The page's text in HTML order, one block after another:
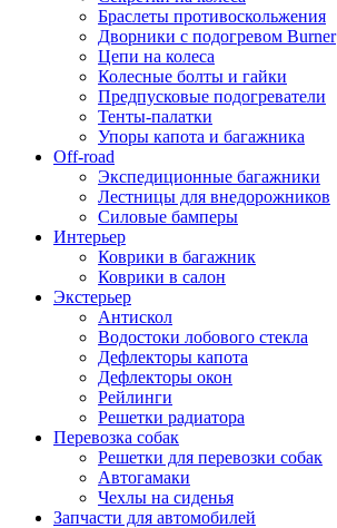
Браслеты противоскольжения
Дворники с подогревом Burner
Цепи на колеса
Колесные болты и гайки
Предпусковые подогреватели
Тенты-палатки
Упоры капота и багажника
Off-road
Экспедиционные багажники
Лестницы для внедорожников
Силовые бамперы
Интерьер
Коврики в багажник
Коврики в салон
Экстерьер
Антискол
Водостоки лобового стекла
Дефлекторы капота
Дефлекторы окон
Рейлинги
Решетки радиатора
Перевозка собак
Решетки для перевозки собак
Автогамаки
Чехлы на сиденья
Запчасти для автомобилей